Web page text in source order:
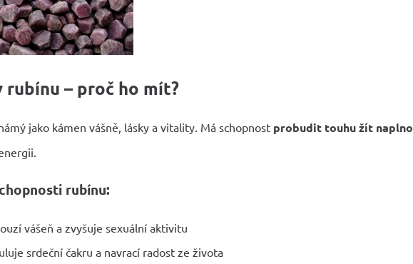
rubínu – proč ho mít?
jako kámen vášně, lásky a vitality. Má schopnost probudit touhu žít naplno
rubínu:
vášeň a zvyšuje sexuální aktivitu
srdeční čakru a navrací radost ze života